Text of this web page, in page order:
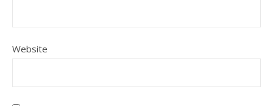
Website